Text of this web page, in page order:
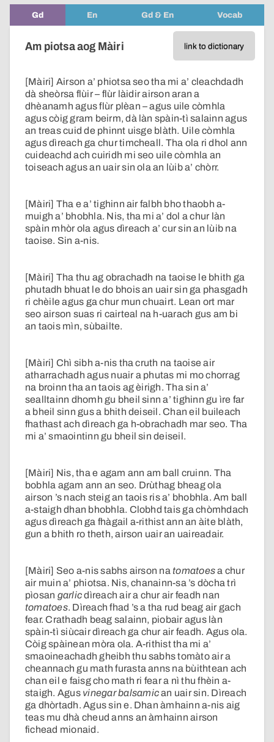
Gd En Gd & En Vocab
link to dictionary
Am piotsa aog Màiri
[Màiri] Airson a’ phiotsa seo tha mi a’ cleachdadh
dà sheòrsa flùir – flùr làidir airson aran a
dhèanamh agus flùr plèan – agus uile còmhla
agus còig gram beirm, dà làn spàin-tì salainn agus
an treas cuid de phinnt uisge blàth. Uile còmhla
agus dìreach ga chur timcheall. Tha ola ri dhol ann
cuideachd ach cuiridh mi seo uile còmhla an
toiseach agus an uair sin ola an lùib a’ chòrr.
[Màiri] Tha e a’ tighinn air falbh bho thaobh a-
muigh a’ bhobhla. Nis, tha mi a’ dol a chur làn
spàin mhòr ola agus dìreach a’ cur sin an lùib na
taoise. Sin a-nis.
[Màiri] Tha thu ag obrachadh na taoise le bhith ga
phutadh bhuat le do bhois an uair sin ga phasgadh
ri chèile agus ga chur mun chuairt. Lean ort mar
seo airson suas ri cairteal na h-uarach gus am bi
an taois mìn, sùbailte.
[Màiri] Chì sibh a-nis tha cruth na taoise air
atharrachadh agus nuair a phutas mi mo chorrag
na broinn tha an taois ag èirigh. Tha sin a’
sealltainn dhomh gu bheil sinn a’ tighinn gu ìre far
a bheil sinn gus a bhith deiseil. Chan eil buileach
fhathast ach dìreach ga h-obrachadh mar seo. Tha
mi a’ smaointinn gu bheil sin deiseil.
[Màiri] Nis, tha e agam ann am ball cruinn. Tha
bobhla agam ann an seo. Drùthag bheag ola
airson ’s nach steig an taois ris a’ bhobhla. Am ball
a-staigh dhan bhobhla. Clobhd tais ga chòmhdach
agus dìreach ga fhàgail a-rithist ann an àite blàth,
gun a bhith ro theth, airson uair an uaireadair.
[Màiri] Seo a-nis sabhs airson na tomatoesa chur
air muin a’ phiotsa. Nis, chanainn-sa ’s dòcha trì
pìosan garlicdìreach air a chur air feadh nan
tomatoes. Dìreach fhad ’s a tha rud beag air gach
fear. Crathadh beag salainn, piobair agus làn
spàin-tì siùcair dìreach ga chur air feadh. Agus ola.
Còig spàinean mòra ola. A-rithist tha mi a’
smaoineachadh gheibh thu sabhs tomàto air a
cheannach gu math furasta anns na bùithtean ach
chan eil e faisg cho math ri fear a nì thu fhèin a-
staigh. Agus vinegarbalsamican uair sin. Dìreach
ga dhòrtadh. Agus sin e. Dhan àmhainn a-nis aig
teas mu dhà cheud anns an àmhainn airson
fichead mionaid.